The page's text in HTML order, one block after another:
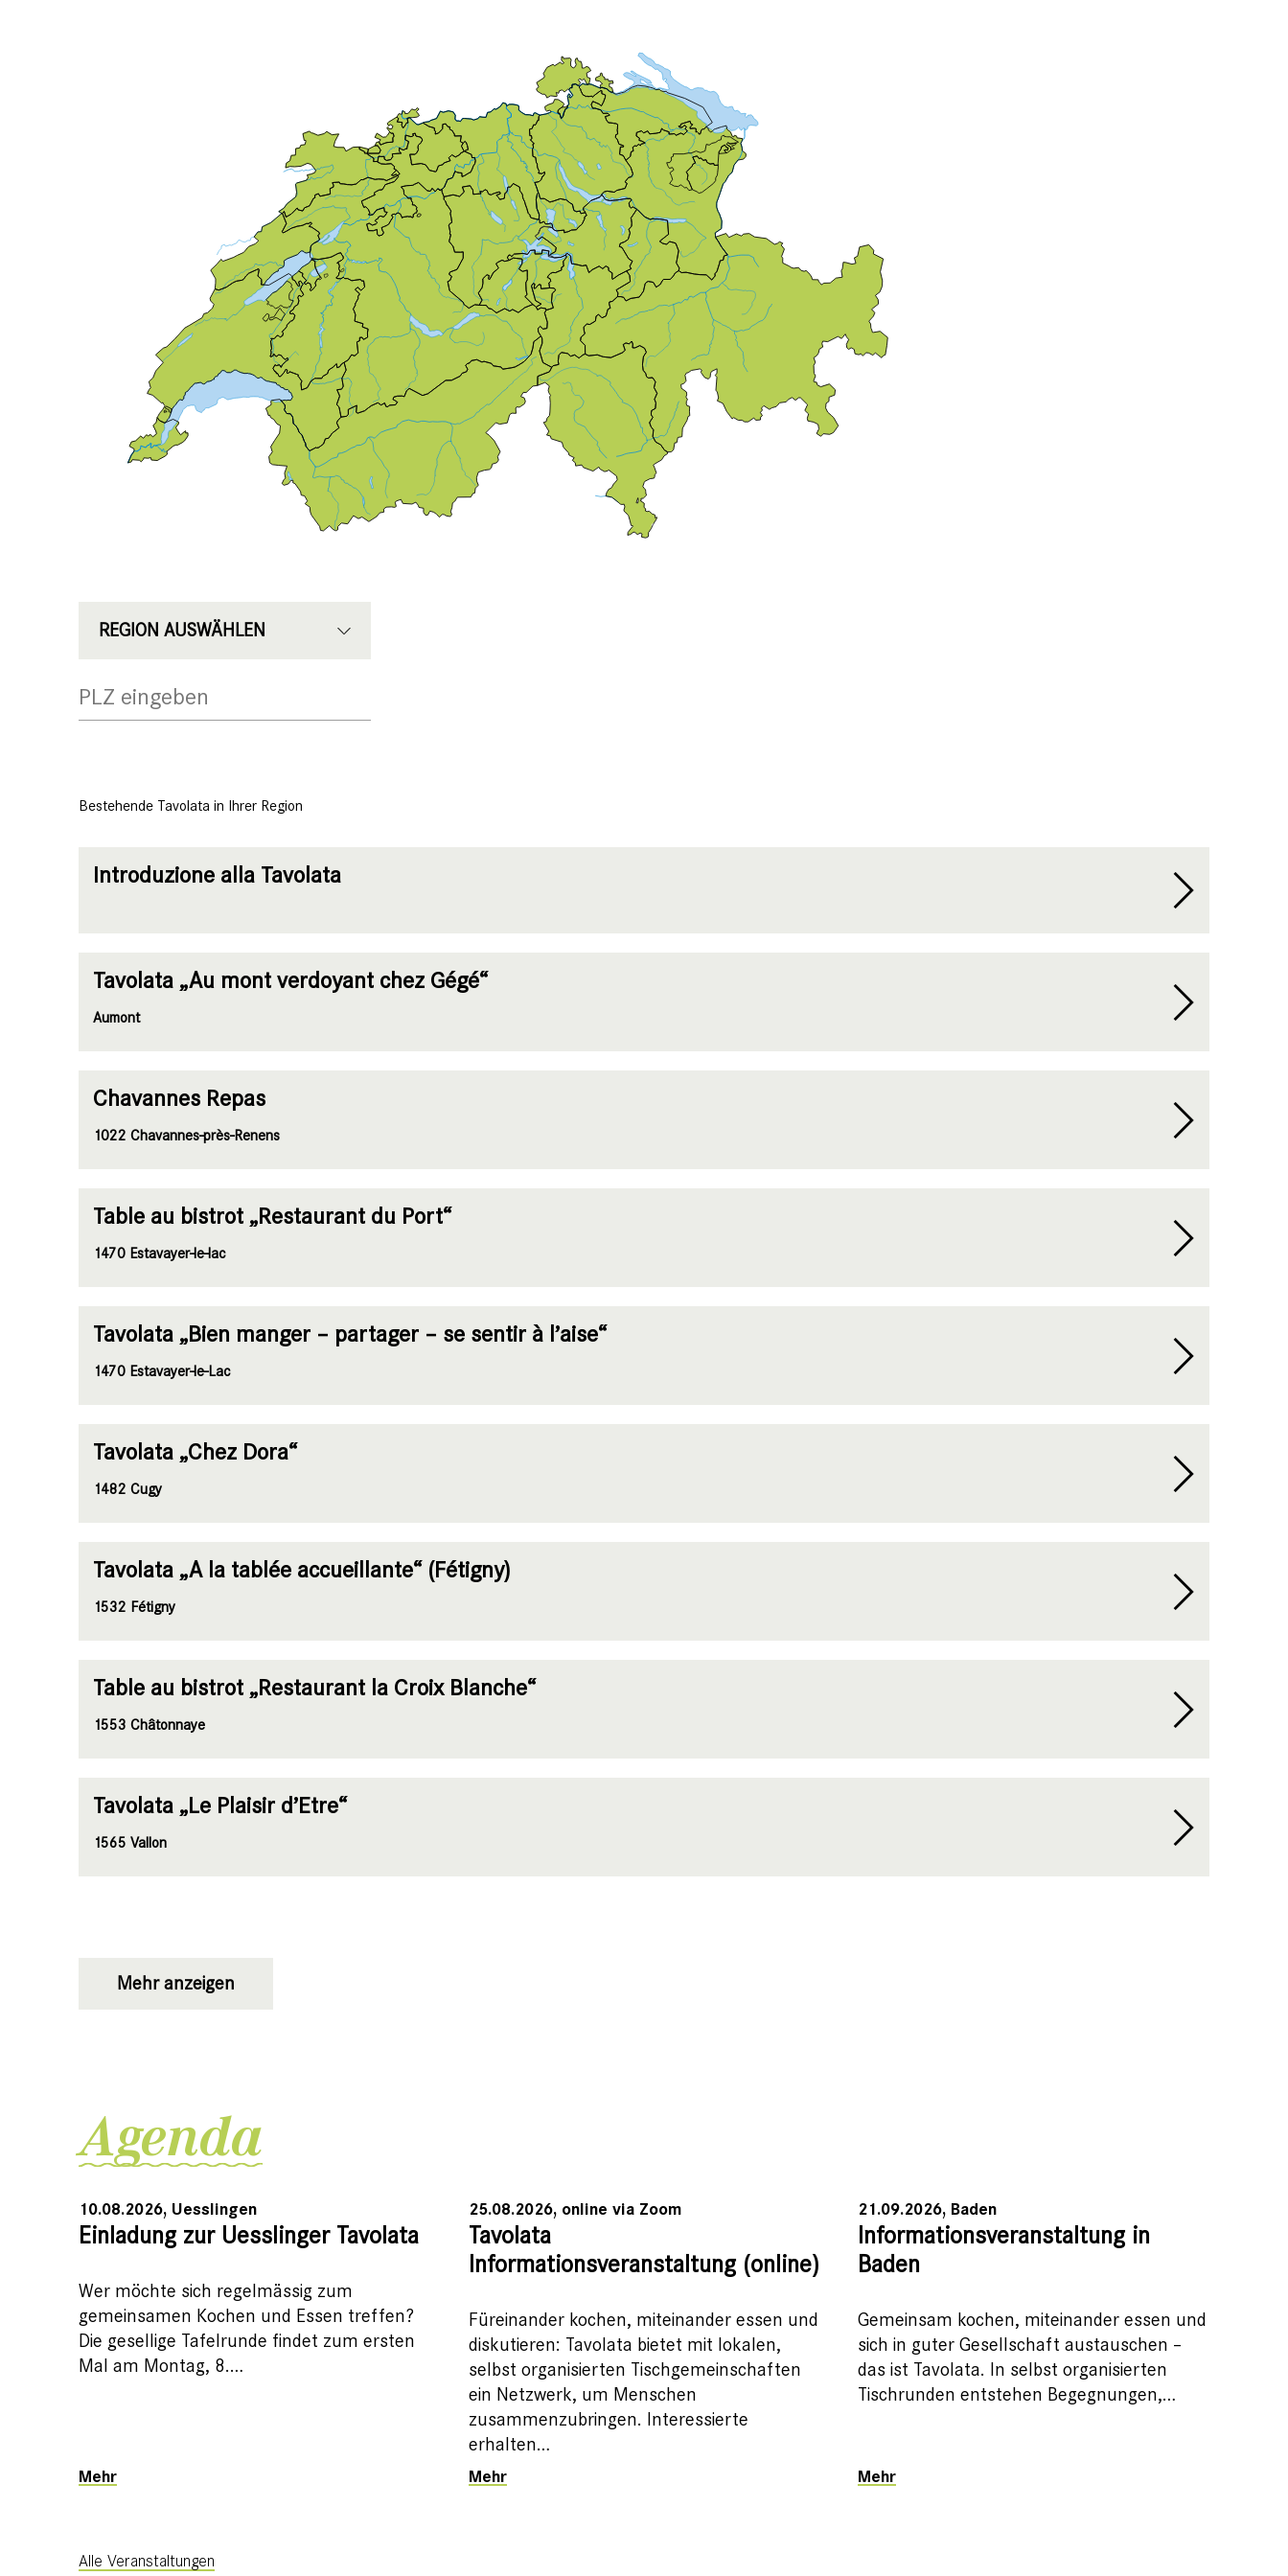
REGION AUSWÄHLEN
Bestehende Tavolata in Ihrer Region
Introduzione alla Tavolata
Tavolata „Au mont verdoyant chez Gégé“
Aumont
Chavannes Repas
1022 Chavannes-près-Renens
Table au bistrot „Restaurant du Port“
1470 Estavayer-le-lac
Tavolata „Bien manger – partager – se sentir à l’aise“
1470 Estavayer-le-Lac
Tavolata „Chez Dora“
1482 Cugy
Tavolata „A la tablée accueillante“ (Fétigny)
1532 Fétigny
Table au bistrot „Restaurant la Croix Blanche“
1553 Châtonnaye
Tavolata „Le Plaisir d’Etre“
1565 Vallon
Mehr anzeigen
Agenda
10.08.2026, Uesslingen
Einladung zur Uesslinger Tavolata
Wer möchte sich regelmässig zum
gemeinsamen Kochen und Essen treffen?
Die gesellige Tafelrunde findet zum ersten
Mal am Montag, 8.…
Mehr
25.08.2026, online via Zoom
Tavolata
Informationsveranstaltung (online)
Füreinander kochen, miteinander essen und
diskutieren: Tavolata bietet mit lokalen,
selbst organisierten Tischgemeinschaften
ein Netzwerk, um Menschen
zusammenzubringen. Interessierte
erhalten…
Mehr
21.09.2026, Baden
Informationsveranstaltung in
Baden
Gemeinsam kochen, miteinander essen und
sich in guter Gesellschaft austauschen –
das ist Tavolata. In selbst organisierten
Tischrunden entstehen Begegnungen,…
Mehr
Alle Veranstaltungen